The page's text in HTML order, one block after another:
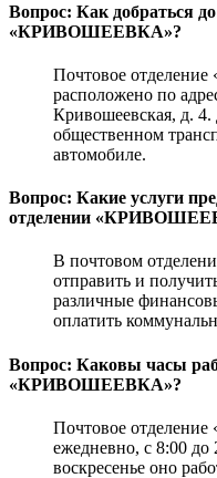
Вопрос: Как добраться
«КРИВОШЕЕВКА»?
Почтовое
расположено по
Кривошеевская, д. 4.
общественном
автомобиле.
Вопрос: Какие услуги
отделении
В почтовом
отправить и
различные
оплатить
Вопрос: Каковы часы
«КРИВОШЕЕВКА»?
Почтовое
ежедневно, с 8:00 до
воскресенье оно